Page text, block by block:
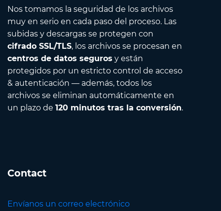
Nos tomamos la seguridad de los archivos
muy en serio en cada paso del proceso. Las
subidas y descargas se protegen con
cifrado SSL/TLS, los archivos se procesan en
centros de datos seguros y están
protegidos por un estricto control de acceso
& autenticación — además, todos los
archivos se eliminan automáticamente en
un plazo de 120 minutos tras la conversión.
Contact
Envíanos un correo electrónico